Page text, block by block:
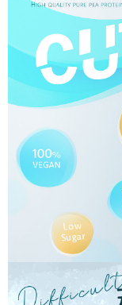
４．使用「AFTEE先
時審查核予不同之上限
請求用戶進行身份認證。
５．嚴禁一人註冊多個
恩沛科技股份有限公司